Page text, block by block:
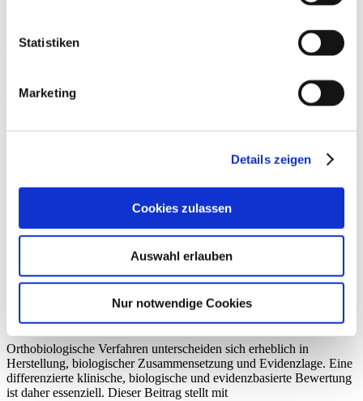
Statistiken
Marketing
Details zeigen
Cookies zulassen
Auswahl erlauben
Nur notwendige Cookies
Ursachen für Schmerzen, Funktionsverlust und Einschränkungen
der körperlichen Aktivität. Die auf Regeneration abzielende
Weiterlesen »
Orthogen®-ACS: Biologische Performance und
Integration in die Praxis
Orthobiologische Verfahren unterscheiden sich erheblich in
Herstellung, biologischer Zusammensetzung und Evidenzlage. Eine
differenzierte klinische, biologische und evidenzbasierte Bewertung
ist daher essenziell. Dieser Beitrag stellt mit